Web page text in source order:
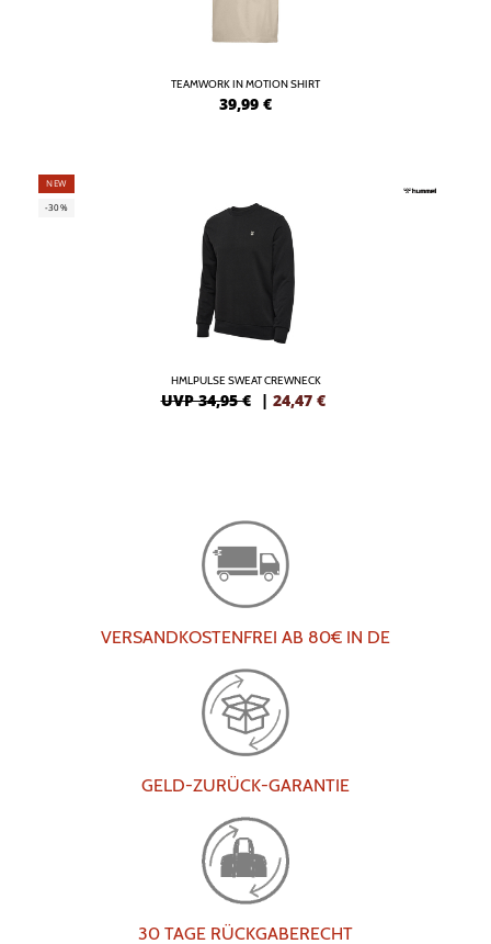
TEAMWORK IN MOTION SHIRT
39,99 €
NEW
-30%
HMLPULSE SWEAT CREWNECK
UVP 34,95 € | 24,47 €
VERSANDKOSTENFREI AB 80€ IN DE
GELD-ZURÜCK-GARANTIE
30 TAGE RÜCKGABERECHT